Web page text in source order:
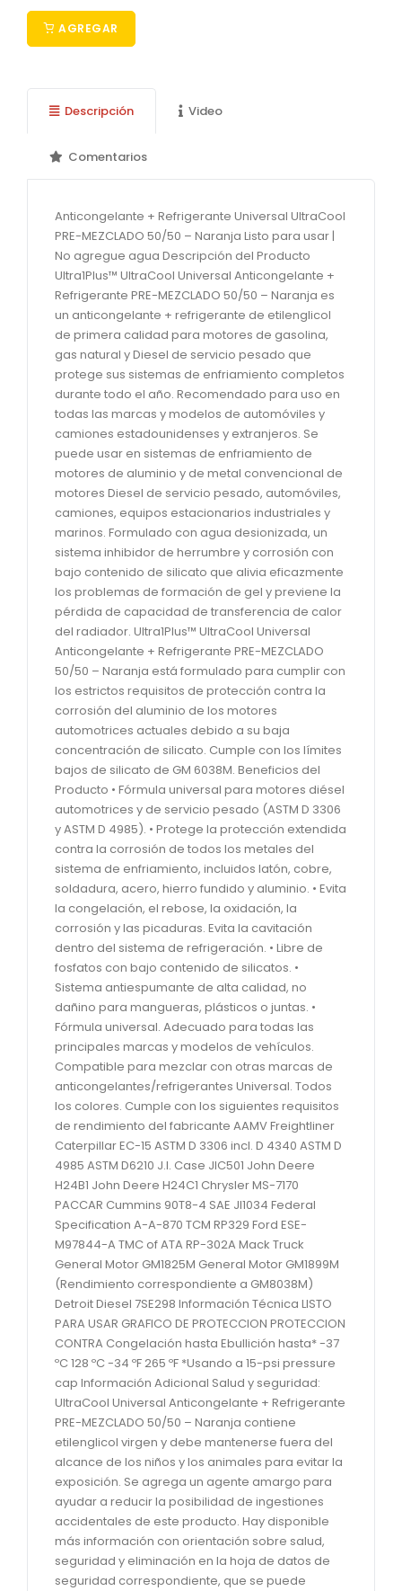
AGREGAR
Descripción Video
Comentarios
Anticongelante + Refrigerante Universal UltraCool
PRE-MEZCLADO 50/50 – Naranja Listo para usar |
No agregue agua Descripción del Producto
Ultra1Plus™ UltraCool Universal Anticongelante +
Refrigerante PRE-MEZCLADO 50/50 – Naranja es
un anticongelante + refrigerante de etilenglicol
de primera calidad para motores de gasolina,
gas natural y Diesel de servicio pesado que
protege sus sistemas de enfriamiento completos
durante todo el año. Recomendado para uso en
todas las marcas y modelos de automóviles y
camiones estadounidenses y extranjeros. Se
puede usar en sistemas de enfriamiento de
motores de aluminio y de metal convencional de
motores Diesel de servicio pesado, automóviles,
camiones, equipos estacionarios industriales y
marinos. Formulado con agua desionizada, un
sistema inhibidor de herrumbre y corrosión con
bajo contenido de silicato que alivia eficazmente
los problemas de formación de gel y previene la
pérdida de capacidad de transferencia de calor
del radiador. Ultra1Plus™ UltraCool Universal
Anticongelante + Refrigerante PRE-MEZCLADO
50/50 – Naranja está formulado para cumplir con
los estrictos requisitos de protección contra la
corrosión del aluminio de los motores
automotrices actuales debido a su baja
concentración de silicato. Cumple con los límites
bajos de silicato de GM 6038M. Beneficios del
Producto • Fórmula universal para motores diésel
automotrices y de servicio pesado (ASTM D 3306
y ASTM D 4985). • Protege la protección extendida
contra la corrosión de todos los metales del
sistema de enfriamiento, incluidos latón, cobre,
soldadura, acero, hierro fundido y aluminio. • Evita
la congelación, el rebose, la oxidación, la
corrosión y las picaduras. Evita la cavitación
dentro del sistema de refrigeración. • Libre de
fosfatos con bajo contenido de silicatos. •
Sistema antiespumante de alta calidad, no
dañino para mangueras, plásticos o juntas. •
Fórmula universal. Adecuado para todas las
principales marcas y modelos de vehículos.
Compatible para mezclar con otras marcas de
anticongelantes/refrigerantes Universal. Todos
los colores. Cumple con los siguientes requisitos
de rendimiento del fabricante AAMV Freightliner
Caterpillar EC-15 ASTM D 3306 incl. D 4340 ASTM D
4985 ASTM D6210 J.I. Case JIC501 John Deere
H24B1 John Deere H24C1 Chrysler MS-7170
PACCAR Cummins 90T8-4 SAE JI1034 Federal
Specification A-A-870 TCM RP329 Ford ESE-
M97844-A TMC of ATA RP-302A Mack Truck
General Motor GM1825M General Motor GM1899M
(Rendimiento correspondiente a GM8038M)
Detroit Diesel 7SE298 Información Técnica LISTO
PARA USAR GRAFICO DE PROTECCION PROTECCION
CONTRA Congelación hasta Ebullición hasta* -37
ºC 128 ºC -34 ºF 265 ºF *Usando a 15-psi pressure
cap Información Adicional Salud y seguridad:
UltraCool Universal Anticongelante + Refrigerante
PRE-MEZCLADO 50/50 – Naranja contiene
etilenglicol virgen y debe mantenerse fuera del
alcance de los niños y los animales para evitar la
exposición. Se agrega un agente amargo para
ayudar a reducir la posibilidad de ingestiones
accidentales de este producto. Hay disponible
más información con orientación sobre salud,
seguridad y eliminación en la hoja de datos de
seguridad correspondiente, que se puede